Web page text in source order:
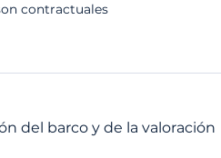
contractuales
del barco y de la valoración